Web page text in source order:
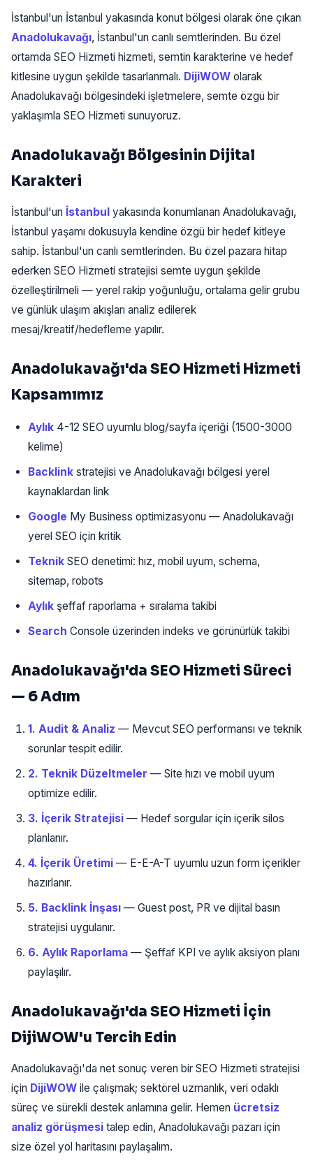
İstanbul'un İstanbul yakasında konut bölgesi olarak öne çıkan
Anadolukavağı, İstanbul'un canlı semtlerinden. Bu özel
ortamda SEO Hizmeti hizmeti, semtin karakterine ve hedef
kitlesine uygun şekilde tasarlanmalı. DijiWOW olarak
Anadolukavağı bölgesindeki işletmelere, semte özgü bir
yaklaşımla SEO Hizmeti sunuyoruz.
Anadolukavağı Bölgesinin Dijital
Karakteri
İstanbul'un İstanbul yakasında konumlanan Anadolukavağı,
İstanbul yaşamı dokusuyla kendine özgü bir hedef kitleye
sahip. İstanbul'un canlı semtlerinden. Bu özel pazara hitap
ederken SEO Hizmeti stratejisi semte uygun şekilde
özelleştirilmeli — yerel rakip yoğunluğu, ortalama gelir grubu
ve günlük ulaşım akışları analiz edilerek
mesaj/kreatif/hedefleme yapılır.
Anadolukavağı'da SEO Hizmeti Hizmeti
Kapsamımız
Aylık 4-12 SEO uyumlu blog/sayfa içeriği (1500-3000
kelime)
Backlink stratejisi ve Anadolukavağı bölgesi yerel
kaynaklardan link
Google My Business optimizasyonu — Anadolukavağı
yerel SEO için kritik
Teknik SEO denetimi: hız, mobil uyum, schema,
sitemap, robots
Aylık şeffaf raporlama + sıralama takibi
Search Console üzerinden indeks ve görünürlük takibi
Anadolukavağı'da SEO Hizmeti Süreci
— 6 Adım
1. Audit & Analiz — Mevcut SEO performansı ve teknik
sorunlar tespit edilir.
2. Teknik Düzeltmeler — Site hızı ve mobil uyum
optimize edilir.
3. İçerik Stratejisi — Hedef sorgular için içerik silos
planlanır.
4. İçerik Üretimi — E-E-A-T uyumlu uzun form içerikler
hazırlanır.
5. Backlink İnşası — Guest post, PR ve dijital basın
stratejisi uygulanır.
6. Aylık Raporlama — Şeffaf KPI ve aylık aksiyon planı
paylaşılır.
Anadolukavağı'da SEO Hizmeti İçin
DijiWOW'u Tercih Edin
Anadolukavağı'da net sonuç veren bir SEO Hizmeti stratejisi
için DijiWOW ile çalışmak; sektörel uzmanlık, veri odaklı
süreç ve sürekli destek anlamına gelir. Hemen ücretsiz
analiz görüşmesi talep edin, Anadolukavağı pazarı için
size özel yol haritasını paylaşalım.